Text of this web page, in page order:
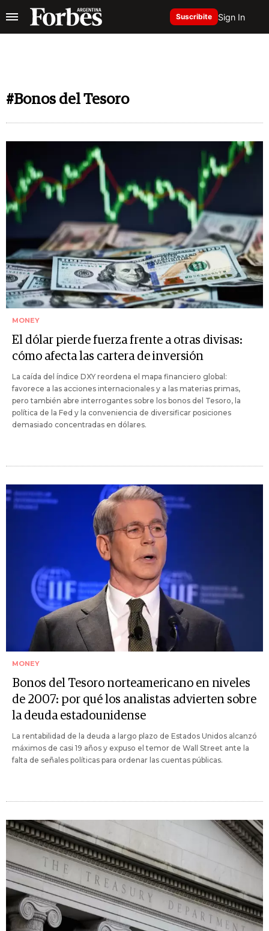
Suscribite Sign In
#Bonos del Tesoro
MONEY
El dólar pierde fuerza frente a otras divisas:
cómo afecta las cartera de inversión
La caída del índice DXY reordena el mapa financiero global:
favorece a las acciones internacionales y a las materias primas,
pero también abre interrogantes sobre los bonos del Tesoro, la
política de la Fed y la conveniencia de diversificar posiciones
demasiado concentradas en dólares.
MONEY
Bonos del Tesoro norteamericano en niveles
de 2007: por qué los analistas advierten sobre
la deuda estadounidense
La rentabilidad de la deuda a largo plazo de Estados Unidos alcanzó
máximos de casi 19 años y expuso el temor de Wall Street ante la
falta de señales políticas para ordenar las cuentas públicas.